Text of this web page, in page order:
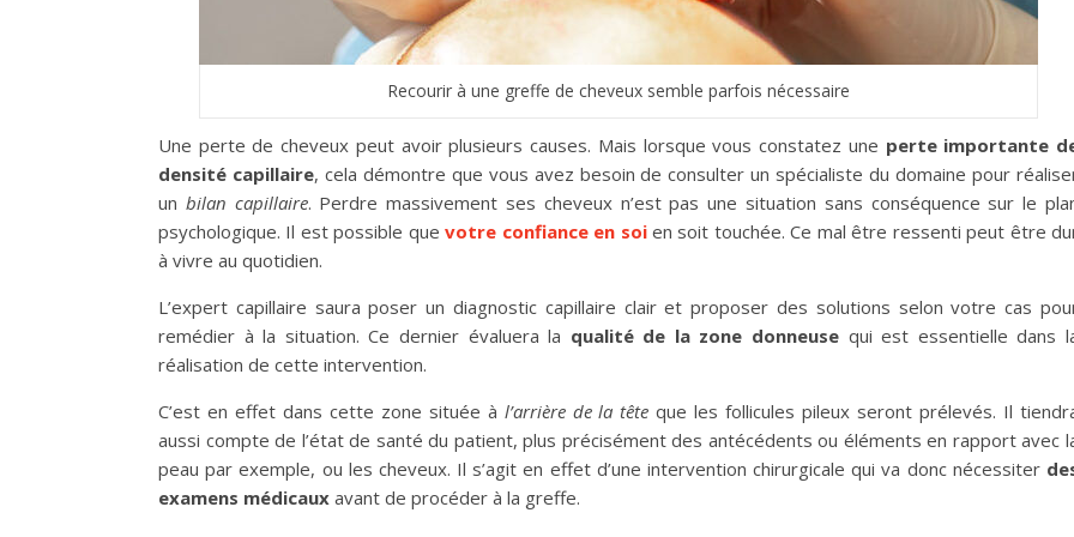
Recourir à une greffe de cheveux semble parfois nécessaire
Une perte de cheveux peut avoir plusieurs causes. Mais lorsque vous constatez une perte importante
densité capillaire, cela démontre que vous avez besoin de consulter un spécialiste du domaine pour
un bilan capillaire. Perdre massivement ses cheveux n’est pas une situation sans conséquence sur le
psychologique. Il est possible quevotre confiance en soi en soit touchée. Ce mal être ressenti peut être
à vivre au quotidien.
L’expert capillaire saura poser un diagnostic capillaire clair et proposer des solutions selon votre cas
remédier à la situation. Ce dernier évaluera la qualité de la zone donneuse qui est essentielle dans
réalisation de cette intervention.
C’est en effet dans cette zone située à l’arrière de la tête que les follicules pileux seront prélevés. Il
aussi compte de l’état de santé du patient, plus précisément des antécédents ou éléments en rapport avec
peau par exemple, ou les cheveux. Il s’agit en effet d’une intervention chirurgicale qui va donc nécessiter
examens médicaux avant de procéder à la greffe.